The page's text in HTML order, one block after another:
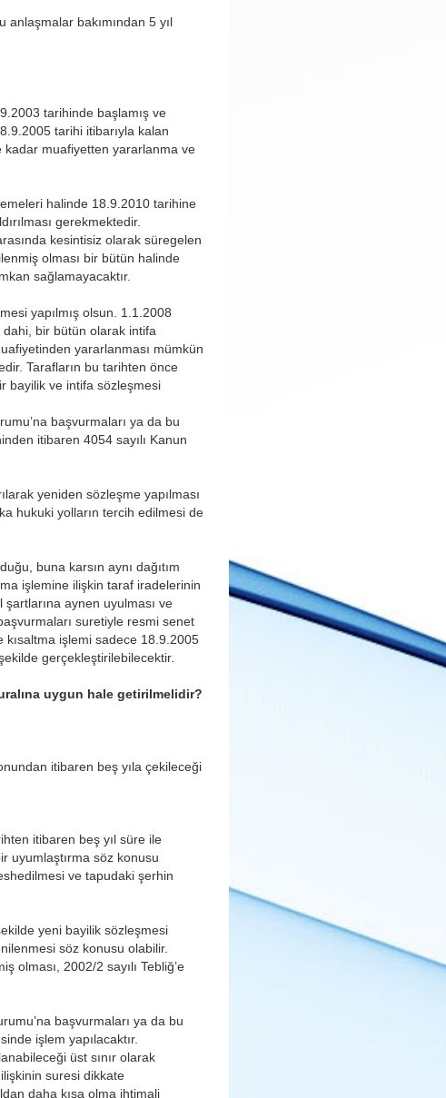
bakımından 5 yıl
tarihinde başlamış ve
tarihi itibarıyla kalan
kadar muafiyetten yararlanma ve
halinde 18.9.2010 tarihine
gerekmektedir.
kesintisiz olarak süregelen
olması bir bütün halinde
sağlamayacaktır.
yapılmış olsun. 1.1.2008
dahi, bir bütün olarak intifa
yararlanması mümkün
Tarafların bu tarihten önce
bayilik ve intifa sözleşmesi
başvurmaları ya da bu
itibaren 4054 sayılı Kanun
yeniden sözleşme yapılması
hukuki yolların tercih edilmesi de
buna karsın aynı dağıtım
işlemine ilişkin taraf iradelerinin
şartlarına aynen uyulması ve
suretiyle resmi senet
kısaltma işlemi sadece 18.9.2005
gerçekleştirilebilecektir.
uygun hale getirilmelidir?
itibaren beş yıla çekileceği
itibaren beş yıl süre ile
uyumlaştırma söz konusu
ve tapudaki şerhin
yeni bayilik sözleşmesi
söz konusu olabilir.
olması, 2002/2 sayılı Tebliğ’e
başvurmaları ya da bu
işlem yapılacaktır.
üst sınır olarak
suresi dikkate
daha kısa olma ihtimali